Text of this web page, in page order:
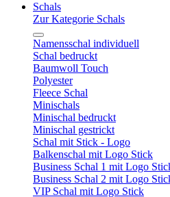
Schals
Zur Kategorie Schals
Namensschal individuell
Schal bedruckt
Baumwoll Touch
Polyester
Fleece Schal
Minischals
Minischal bedruckt
Minischal gestrickt
Schal mit Stick - Logo
Balkenschal mit Logo Stick
Business Schal 1 mit Logo
Business Schal 2 mit Logo
VIP Schal mit Logo Stick